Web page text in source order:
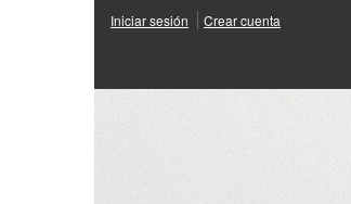
Iniciar sesión Crear cuenta